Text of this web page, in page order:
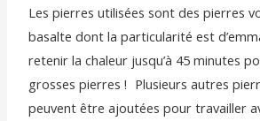
Les pierres utilisées sont des pierres
basalte dont la particularité est
retenir la chaleur jusqu’à 45 minutes
grosses pierres ! Plusieurs autres
peuvent être ajoutées pour travailler